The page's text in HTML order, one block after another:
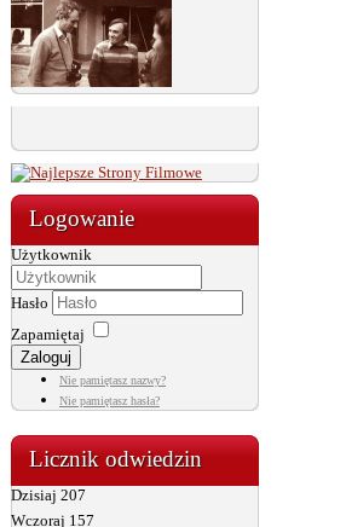
Logowanie
Użytkownik
Hasło
Zapamiętaj
Zaloguj
Nie pamiętasz nazwy?
Nie pamiętasz hasła?
Licznik odwiedzin
Dzisiaj 207
Wczoraj 157